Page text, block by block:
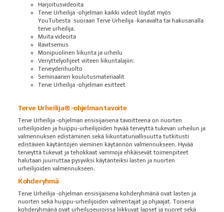
Harjoitusvideoita
Terve Urheilija -ohjelman kaikki videot löydät myös
YouTubesta suoraan Terve Urheilija -kanavalta tai hakusanalla
terve urheilija.
Muita videoita
Ravitsemus
Monipuolinen liikunta ja urheilu
Verryttelyohjeet viiteen liikuntalajiin:
Terveydenhuolto
Seminaarien koulutusmateriaalit
Terve Urheilija -ohjelman esitteet
Terve Urheilija® -ohjelman tavoite
Terve Urheilija -ohjelman ensisijaisena tavoitteena on nuorten
urheilijoiden ja huippu-urheilijoiden hyvää terveyttä tukevan urheilun ja
valmennuksen edistäminen sekä liikuntaturvallisuutta tutkitusti
edistävien käytäntöjen vieminen käytännön valmennukseen. Hyvää
terveyttä tukevat ja tehokkaat vammoja ehkäisevät toimenpiteet
halutaan juurruttaa pysyviksi käytänteiksi lasten ja nuorten
urheilijoiden valmennukseen.
Kohderyhmä
Terve Urheilija -ohjelman ensisijaisena kohderyhmänä ovat lasten ja
nuorten sekä huippu-urheilijoiden valmentajat ja ohjaajat. Toisena
kohderyhmänä ovat urheiluseuroissa liikkuvat lapset ja nuoret sekä